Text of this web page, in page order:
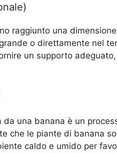
raggiunto una
o direttamente nel
un supporto
una banana è un
che le piante di banana
caldo e umido per